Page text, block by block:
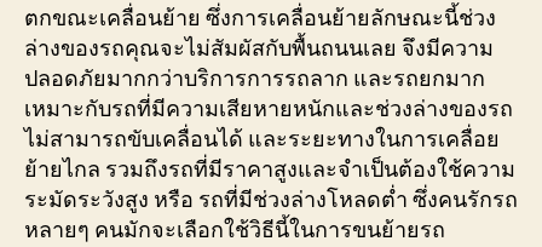
ตกขณะเคลื่อนย้าย ซึ่งการเคลื่อนย้ายลักษณะนี้ช่วง
ล่างของรถคุณจะไม่สัมผัสกับพื้นถนนเลย จึงมีความ
ปลอดภัยมากกว่าบริการการรถลาก และรถยกมาก
เหมาะกับรถที่มีความเสียหายหนักและช่วงล่างของรถ
ไม่สามารถขับเคลื่อนได้ และระยะทางในการเคลื่อย
ย้ายไกล รวมถึงรถที่มีราคาสูงและจำเป็นต้องใช้ความ
ระมัดระวังสูง หรือ รถที่มีช่วงล่างโหลดต่ำ ซึ่งคนรักรถ
หลายๆ คนมักจะเลือกใช้วิธีนี้ในการขนย้ายรถ